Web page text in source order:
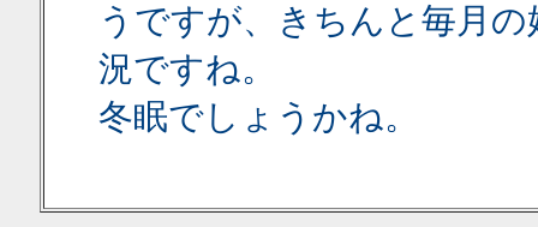
うですが、きちんと毎月
況ですね。
冬眠でしょうかね。